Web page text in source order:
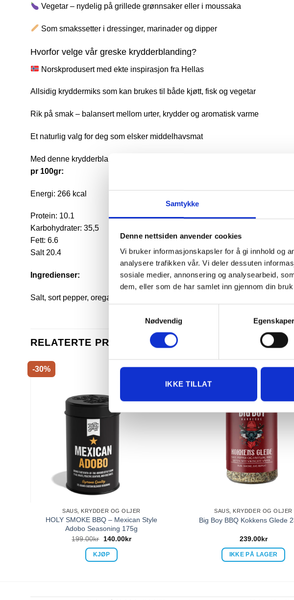
Samtykke
Denne nettsiden anvender cookies
Vi bruker informasjonskapsler for å gi innhold og
analysere trafikken vår. Vi deler dessuten
sosiale medier, annonsering og analysearbeid,
dem, eller som de har samlet inn gjennom din
Nødvendig
Egenskaper
IKKE TILLAT
Vegetar – nydelig på grillede grønnsaker eller i moussaka
Som smakssetter i dressinger, marinader og dipper
Hvorfor velge vår greske krydderblanding?
Norskprodusert med ekte inspirasjon fra Hellas
Allsidig kryddermiks som kan brukes til både kjøtt, fisk og vegetar
Rik på smak – balansert mellom urter, krydder og aromatisk varme
Et naturlig valg for deg som elsker middelhavsmat
Med denne krydderblandingen får du rett og slett
pr 100gr:
Energi: 266 kcal
Protein: 10.1
Karbohydrater: 35,5
Fett: 6.6
Salt 20.4
Ingredienser:
Salt, sort pepper, oregano, timian, hvitløk,
RELATERTE PRODUKTER
-30%
SAUS, KRYDDER OG OLJER
HOLY SMOKE BBQ – Mexican Style
Adobo Seasoning 175g
199.00kr 140.00kr
KJØP
SAUS, KRYDDER OG OLJER
Big Boy BBQ Kokkens Glede
239.00kr
IKKE PÅ LAGER